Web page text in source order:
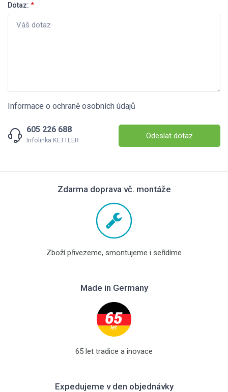
Dotaz: *
Informace o ochraně osobních údajů
605 226 688
Infolinka KETTLER Odeslat dotaz
Zdarma doprava vč. montáže
Zboží přivezeme, smontujeme i seřídíme
Made in Germany
65 let tradice a inovace
Expedujeme v den objednávky